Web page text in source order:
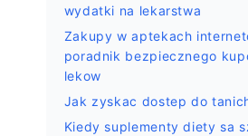
wydatki na lekarstwa
Zakupy w aptekach
poradnik bezpiecznego
lekow
Jak zyskac dostep do
Kiedy suplementy diety sa